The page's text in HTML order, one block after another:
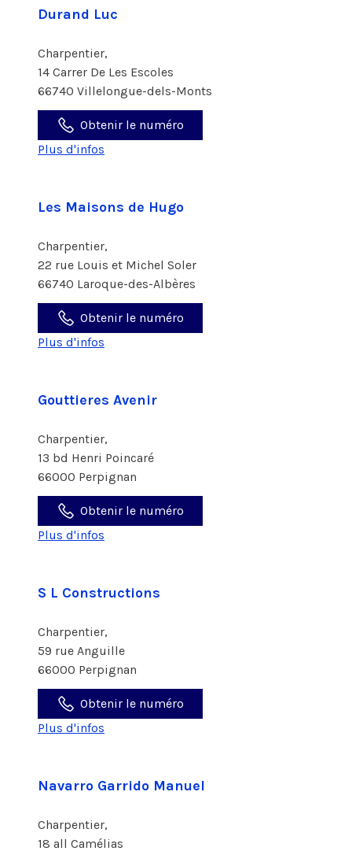
Durand Luc
Charpentier,
14 Carrer De Les Escoles
66740 Villelongue-dels-Monts
Obtenir le numéro
Plus d'infos
Les Maisons de Hugo
Charpentier,
22 rue Louis et Michel Soler
66740 Laroque-des-Albères
Obtenir le numéro
Plus d'infos
Gouttieres Avenir
Charpentier,
13 bd Henri Poincaré
66000 Perpignan
Obtenir le numéro
Plus d'infos
S L Constructions
Charpentier,
59 rue Anguille
66000 Perpignan
Obtenir le numéro
Plus d'infos
Navarro Garrido Manuel
Charpentier,
18 all Camélias